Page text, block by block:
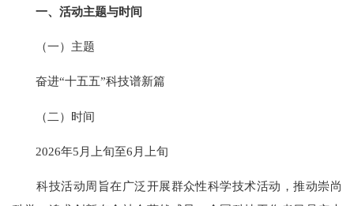
一、活动主题与时间
（一）主题
奋进“十五五”科技谱新篇
（二）时间
2026年5月上旬至6月上旬
科技活动周旨在广泛开展群众性科学技术活动，推动崇尚